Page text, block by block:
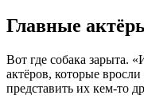
Главные
Вот где собака зарыта.
актёров, которые
представить их кем-то